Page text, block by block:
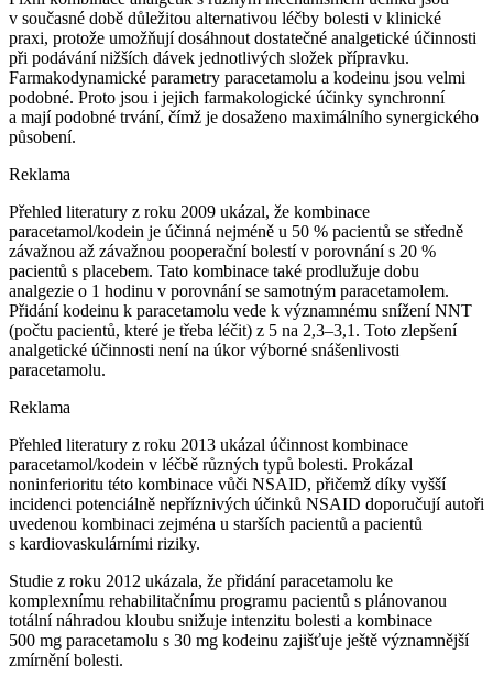
v současné době důležitou alternativou léčby bolesti v klinické
praxi, protože umožňují dosáhnout dostatečné analgetické účinnosti
při podávání nižších dávek jednotlivých složek přípravku.
Farmakodynamické parametry paracetamolu a kodeinu jsou velmi
podobné. Proto jsou i jejich farmakologické účinky synchronní
a mají podobné trvání, čímž je dosaženo maximálního synergického
působení.
Reklama
Přehled literatury z roku 2009 ukázal, že kombinace
paracetamol/kodein je účinná nejméně u 50 % pacientů se středně
závažnou až závažnou pooperační bolestí v porovnání s 20 %
pacientů s placebem. Tato kombinace také prodlužuje dobu
analgezie o 1 hodinu v porovnání se samotným paracetamolem.
Přidání kodeinu k paracetamolu vede k významnému snížení NNT
(počtu pacientů, které je třeba léčit) z 5 na 2,3–3,1. Toto zlepšení
analgetické účinnosti není na úkor výborné snášenlivosti
paracetamolu.
Reklama
Přehled literatury z roku 2013 ukázal účinnost kombinace
paracetamol/kodein v léčbě různých typů bolesti. Prokázal
noninferioritu této kombinace vůči NSAID, přičemž díky vyšší
incidenci potenciálně nepříznivých účinků NSAID doporučují autoři
uvedenou kombinaci zejména u starších pacientů a pacientů
s kardiovaskulárními riziky.
Studie z roku 2012 ukázala, že přidání paracetamolu ke
komplexnímu rehabilitačnímu programu pacientů s plánovanou
totální náhradou kloubu snižuje intenzitu bolesti a kombinace
500 mg paracetamolu s 30 mg kodeinu zajišťuje ještě významnější
zmírnění bolesti.